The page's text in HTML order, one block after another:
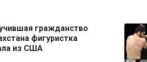
гражданство
фигуристка
из США